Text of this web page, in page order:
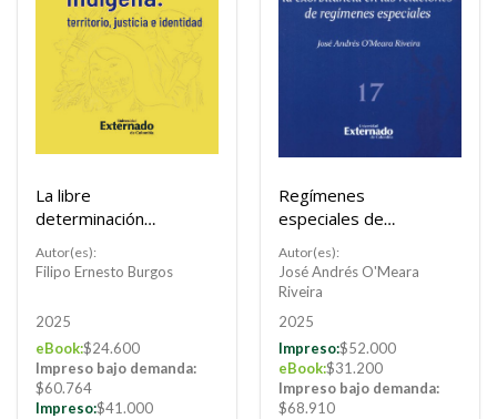
La libre
determinación
Autor(es):
Filipo Ernesto Burgos
2025
eBook:$24.600
Impreso bajo demanda:
$60.764
Impreso:$41.000
Regímenes
especiales de
públicos: la
exorbitancia en las
relaciones de
regímenes
especiales
Autor(es):
José Andrés O'Meara
Riveira
2025
Impreso:$52.000
eBook:$31.200
Impreso bajo demanda:
$68.910